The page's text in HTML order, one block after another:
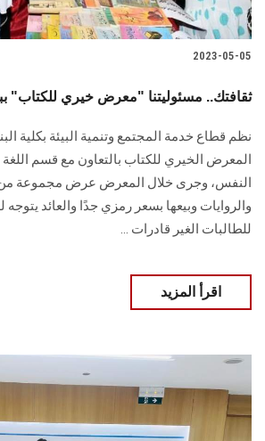
2023-05-05
ثقافتك.. مسئوليتنا "معرض خيري
نظم قطاع خدمة المجتمع وتنمية البيئة بكلية
المعرض الخيري للكتاب بالتعاون مع قسم
النفس، وجرى خلال المعرض عرض مجموعة من
والروايات وبيعها بسعر رمزي جدًا والعائد
للطالبات الغير قادرات ...
اقرأ المزيد